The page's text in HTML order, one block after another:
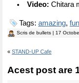
Video: Chitara
Tags: amazing, fun
Scris de bullets | 17
« STAND-UP Cafe
Acest post are